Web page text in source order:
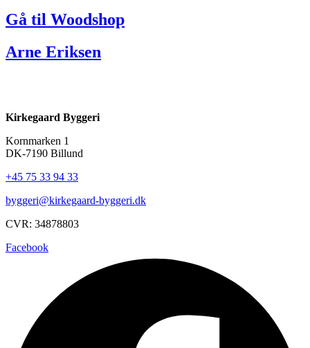
Gå til Woodshop
Arne Eriksen
Kirkegaard Byggeri
Kornmarken 1
DK-7190 Billund
+45 75 33 94 33
byggeri@kirkegaard-byggeri.dk
CVR: 34878803
Facebook